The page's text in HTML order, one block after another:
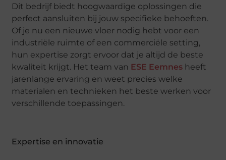
Dit bedrijf biedt hoogwaardige oplossingen die
perfect aansluiten bij jouw specifieke behoeften.
Of je nu een nieuwe vloer nodig hebt voor een
industriële ruimte of een commerciële setting,
hun expertise zorgt ervoor dat je altijd de beste
kwaliteit krijgt. Het team van ESE Eemnes heeft
jarenlange ervaring en weet precies welke
materialen en technieken het beste werken voor
verschillende toepassingen.
Expertise en innovatie